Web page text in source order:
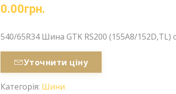
0.00грн.
540/65R34 Шина GTK RS200 (155A8/152D,TL)
Уточнити ціну
Категорія: Шини